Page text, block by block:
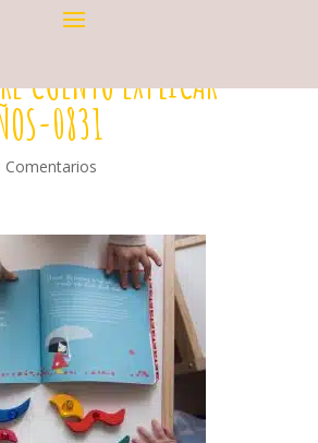
CUENTO EXPLICAR
0831
Comentarios